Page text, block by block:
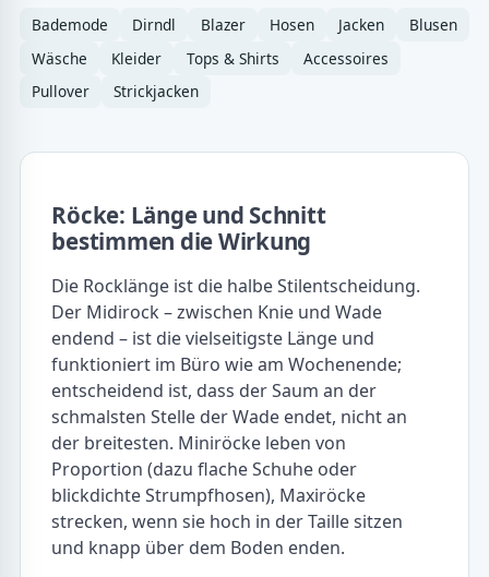
Bademode Dirndl Blazer Hosen Jacken
Blusen
Wäsche
Kleider Tops & Shirts
Accessoires
Pullover
Strickjacken
Röcke: Länge und Schnitt
bestimmen die Wirkung
Die Rocklänge ist die halbe Stilentscheidung.
Der Midirock – zwischen Knie und Wade
endend – ist die vielseitigste Länge und
funktioniert im Büro wie am Wochenende;
entscheidend ist, dass der Saum an der
schmalsten Stelle der Wade endet, nicht an
der breitesten. Miniröcke leben von
Proportion (dazu flache Schuhe oder
blickdichte Strumpfhosen), Maxiröcke
strecken, wenn sie hoch in der Taille sitzen
und knapp über dem Boden enden.